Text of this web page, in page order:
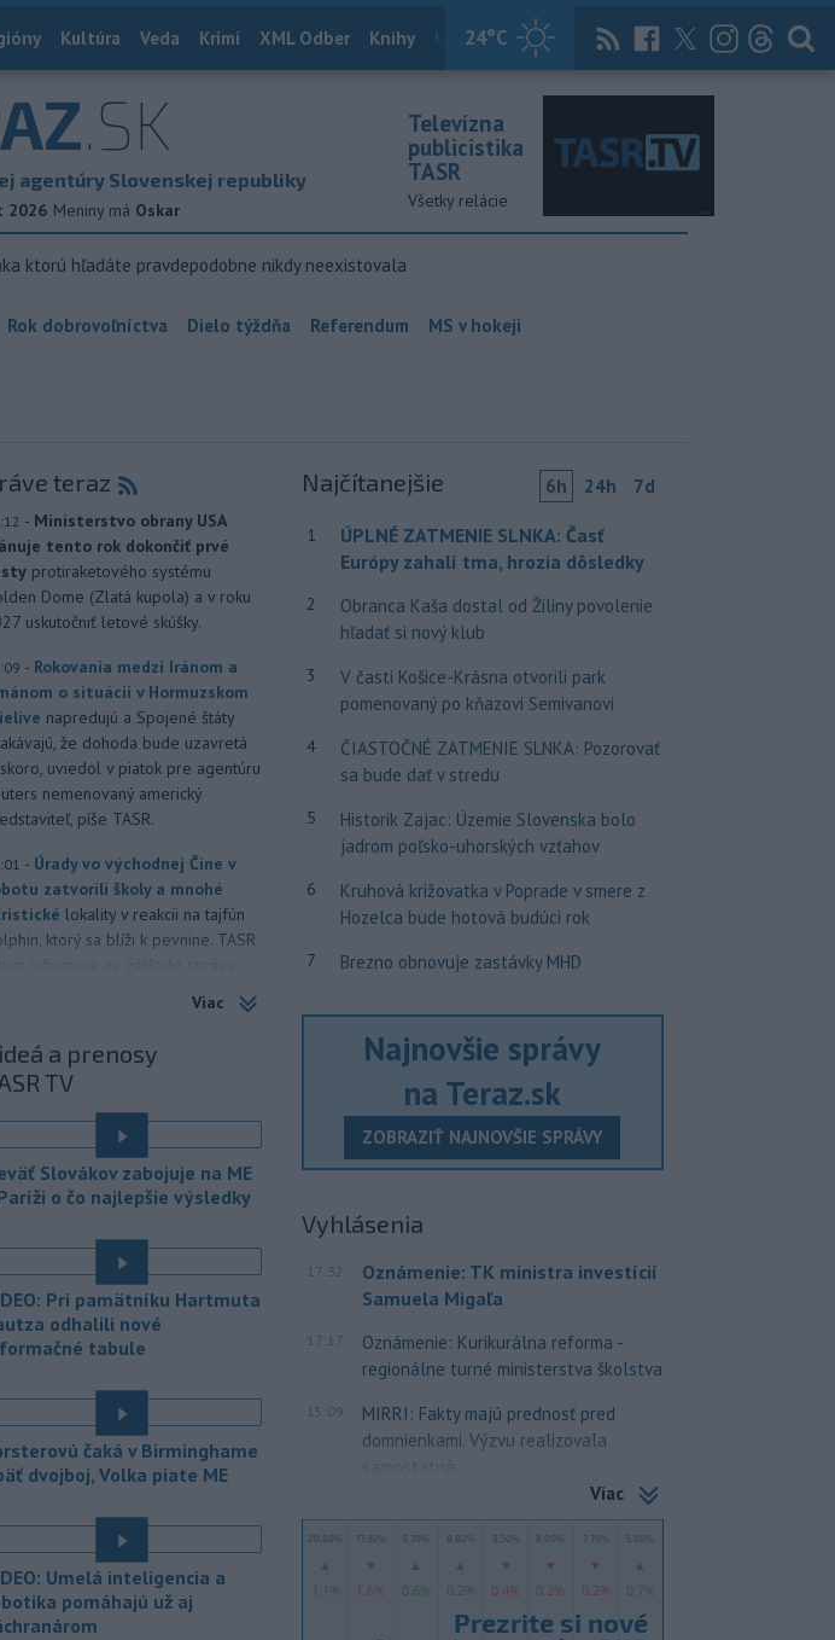
24°C
Kultúra Veda Krimi XML Odber Knihy Útulkovo Magazín News Now Archív
.SK
agentúry Slovenskej republiky
2026 Meniny má Oskar
Televízna
publicistika
TASR
Všetky relácie
ktorú hľadáte pravdepodobne nikdy neexistovala
Rok dobrovoľníctva Dielo týždňa Referendum MS v hokeji
teraz
- Ministerstvo obrany USA
tento rok dokončiť prvé
protiraketového systému
Dome (Zlatá kupola) a v roku
uskutočniť letové skúšky.
- Rokovania medzi Iránom a
o situácii v Hormuzskom
napredujú a Spojené štáty
že dohoda bude uzavretá
uviedol v piatok pre agentúru
nemenovaný americký
píše TASR.
- Úrady vo východnej Číne v
zatvorili školy a mnohé
lokality v reakcii na tajfún
ktorý sa blíži k pevnine. TASR
vypadol na turnaji ATP
1000
- Pri požiari lesného porastu v
v okrese Trnava zasahuje
50 hasičov.
- Vláda Konžskej
republiky (KDR) v
oznámila, že preverí, či sa v
oxidu kobaltnatého
do Číny nachádza urán.
- Senát Spojených štátov v
schválil návrh zákona o
zameraný na príjmy Ruska z
sektora.
Slovenská polícia prispela k
prípadu prevádzačstva,
sa podarilo ukončiť
odsúdením páchateľa v
Viac
a prenosy
TV
Slovákov zabojuje na ME
o čo najlepšie výsledky
Pri pamätníku Hartmuta
odhalili nové
tabule
čaká v Birminghame
dvojboj, Volka piate ME
Umelá inteligencia a
pomáhajú už aj
Najčítanejšie 6h 24h 7d
1
ÚPLNÉ ZATMENIE SLNKA: Časť
Európy zahalí tma, hrozia dôsledky
2
Obranca Kaša dostal od Žiliny povolenie
hľadať si nový klub
3
V časti Košice-Krásna otvorili park
pomenovaný po kňazovi Semivanovi
4
ČIASTOČNÉ ZATMENIE SLNKA: Pozorovať
sa bude dať v stredu
5
Historik Zajac: Územie Slovenska bolo
jadrom poľsko-uhorských vzťahov
6
Kruhová križovatka v Poprade v smere z
Hozelca bude hotová budúci rok
7 Brezno obnovuje zastávky MHD
Najnovšie správy
na Teraz.sk
ZOBRAZIŤ NAJNOVŠIE SPRÁVY
Vyhlásenia
17:32
Oznámenie: TK ministra investícií
Samuela Migaľa
17:17
Oznámenie: Kurikurálna reforma -
regionálne turné ministerstva školstva
15:09
MIRRI: Fakty majú prednosť pred
domnienkami. Výzvu realizovala
samostatná...
Viac